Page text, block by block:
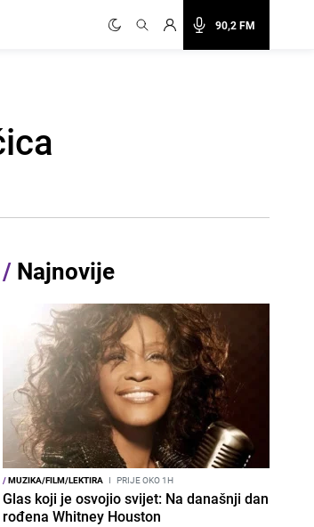
90,2 FM
/ Najnovije
/MUZIKA/FILM/LEKTIRA I PRIJE OKO 1H
Glas koji je osvojio svijet: Na današnji dan
rođena Whitney Houston